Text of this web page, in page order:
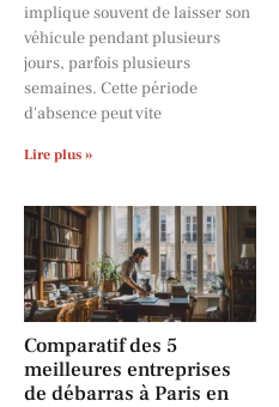
implique souvent de laisser son
véhicule pendant plusieurs
jours, parfois plusieurs
semaines. Cette période
d'absence peut vite
Lire plus »
Comparatif des 5
meilleures entreprises
de débarras à Paris en